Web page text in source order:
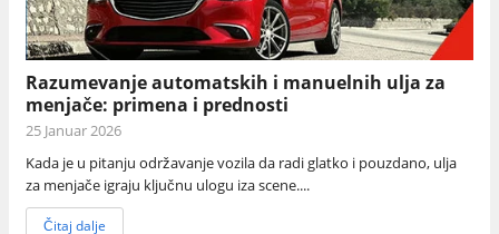
Razumevanje automatskih i manuelnih ulja za
menjače: primena i prednosti
25 Januar 2026
Kada je u pitanju održavanje vozila da radi glatko i pouzdano, ulja
za menjače igraju ključnu ulogu iza scene....
Čitaj dalje